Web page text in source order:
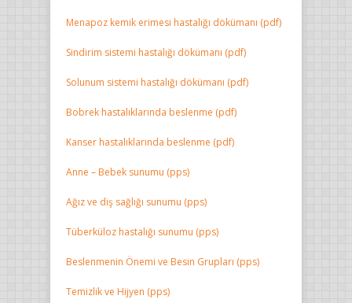
Menapoz kemik erimesi hastalığı dökümanı (pdf)
Sindirim sistemi hastalığı dökümanı (pdf)
Solunum sistemi hastalığı dökümanı (pdf)
Bobrek hastalıklarında beslenme (pdf)
Kanser hastalıklarında beslenme (pdf)
Anne – Bebek sunumu (pps)
Ağız ve diş sağlığı sunumu (pps)
Tüberküloz hastalığı sunumu (pps)
Beslenmenin Önemi ve Besin Grupları (pps)
Temizlik ve Hijyen (pps)